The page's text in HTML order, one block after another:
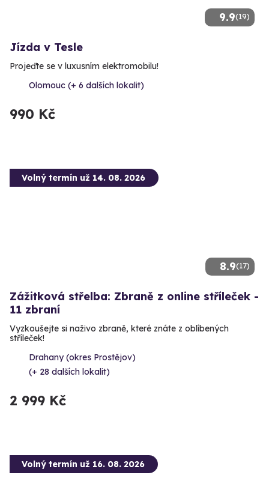
9.9(19)
Jízda v Tesle
Projeďte se v luxusním elektromobilu!
Olomouc (+ 6 dalších lokalit)
990 Kč
8.9(17)
Volný termín už 14. 08. 2026
Zážitková střelba: Zbraně z online stříleček -
11 zbraní
Vyzkoušejte si naživo zbraně, které znáte z oblíbených
stříleček!
Drahany (okres Prostějov)
(+ 28 dalších lokalit)
2 999 Kč
Volný termín už 16. 08. 2026